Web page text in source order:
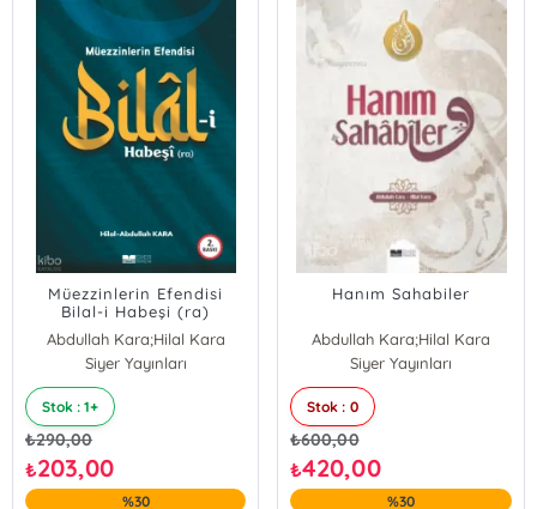
Müezzinlerin Efendisi
Bilal-i Habeşi (ra)
Abdullah Kara;Hilal Kara
Siyer Yayınları
Stok : 1+
₺290,00
₺203,00
%30
Hanım Sahabiler
Abdullah Kara;Hilal Kara
Siyer Yayınları
Stok : 0
₺600,00
₺420,00
%30